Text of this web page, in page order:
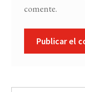
comente.